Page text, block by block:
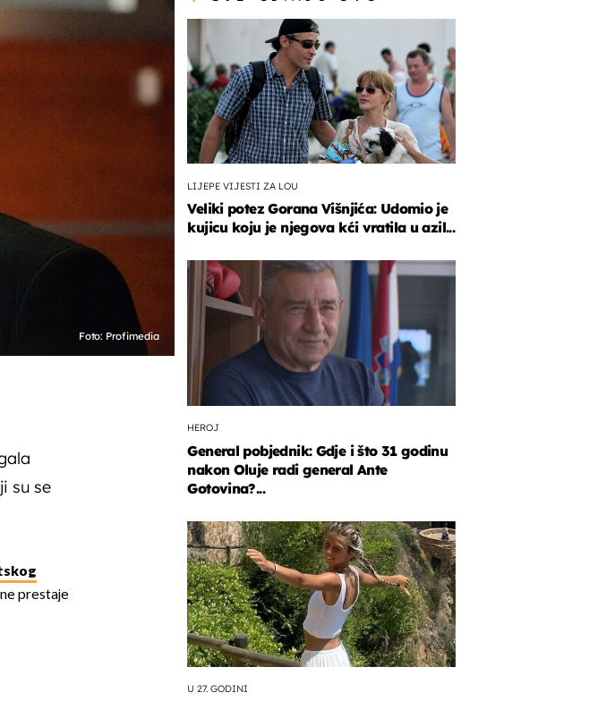
Foto: Profimedia
su se
prestaje
LIJEPE VIJESTI ZA LOU
Veliki potez Gorana Višnjića: Udomio je
kujicu koju je njegova kći vratila u azil...
HEROJ
General pobjednik: Gdje i što 31 godinu
nakon Oluje radi general Ante
Gotovina?...
U 27. GODINI